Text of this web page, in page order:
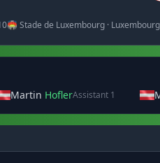
🏟️ Stade de Luxembourg · Luxembourg
Martin HoflerAssistant 1